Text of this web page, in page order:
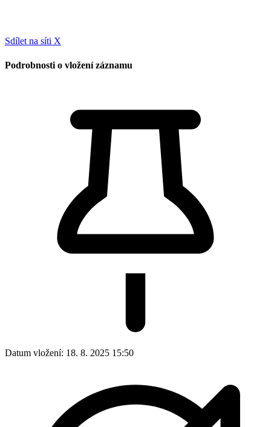
Sdílet na síti X
Podrobnosti o vložení záznamu
Datum vložení: 18. 8. 2025 15:50